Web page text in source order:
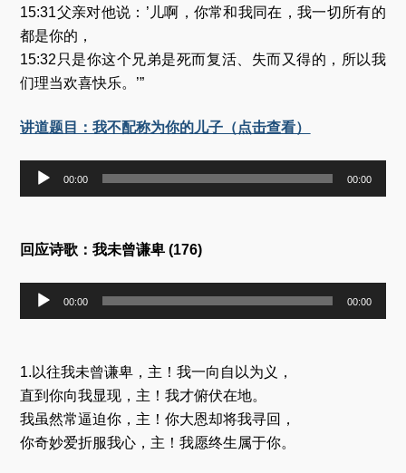
15:31父亲对他说：’儿啊，你常和我同在，我一切所有的
都是你的，
15:32只是你这个兄弟是死而复活、失而又得的，所以我
们理当欢喜快乐。’”
讲道题目：我不配称为你的儿子（点击查看）
器
00:00 00:00
回应诗歌：我未曾谦卑 (176)
器
00:00 00:00
1.以往我未曾谦卑，主！我一向自以为义，
直到你向我显现，主！我才俯伏在地。
我虽然常逼迫你，主！你大恩却将我寻回，
你奇妙爱折服我心，主！我愿终生属于你。